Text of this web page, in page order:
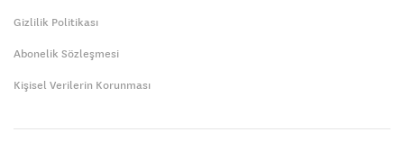
Gizlilik Politikası
Abonelik Sözleşmesi
Kişisel Verilerin Korunması